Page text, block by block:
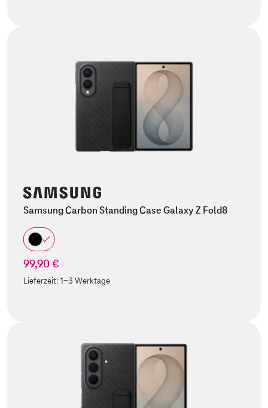
Samsung Carbon Standing Case Galaxy Z Fold8
99,90 €
Lieferzeit:1-3 Werktage